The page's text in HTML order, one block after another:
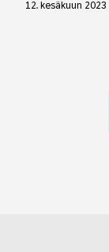
12. kesäkuun 2023